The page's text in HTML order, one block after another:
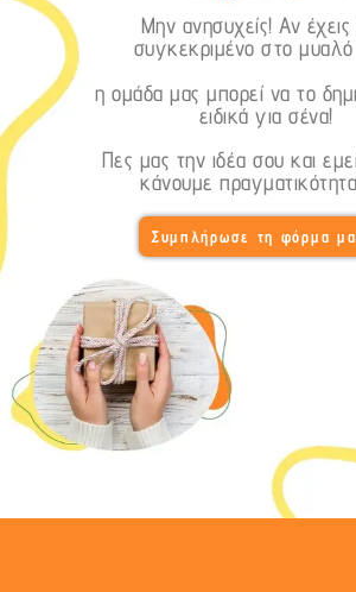
Μην ανησυχείς! Αν έχεις
συγκεκριμένο στο
η ομάδα μας μπορεί να το
ειδικά για σένα!
Πες μας την ιδέα σου και
κάνουμε
Συμπλήρωσε τη φόρμα